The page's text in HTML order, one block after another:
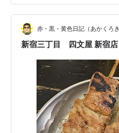
さもといつもの外側のカウン
い、まずはキンキンに冷えた
こは焼き台の前で一番暑い席、
少しは涼しいがそ…
赤・黒・黄色日記（あかくろ
新宿三丁目 四文屋 新宿店